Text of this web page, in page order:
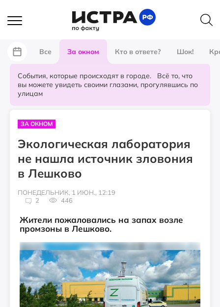
Все За окном Кто в ответе? Шок!
События, которые происходят в городе. Всё то, что
вы можете увидеть своими глазами, прогулявшись по
улицам
ЗА ОКНОМ
Экологическая лаборатория
не нашла источник зловония
в Лешково
ПОНЕДЕЛЬНИК, 1 ИЮН., 12:19
2
446
Жители пожаловались на запах возле
промзоны в Лешково.